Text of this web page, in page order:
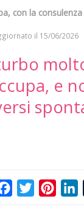
, con la
il 15/06/2026
e
FacebookTwitter